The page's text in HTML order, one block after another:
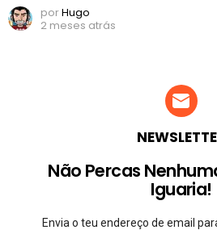
porHugo
2 meses atrás
Não Percas
Iguaria!
Envia o teu endereço de email